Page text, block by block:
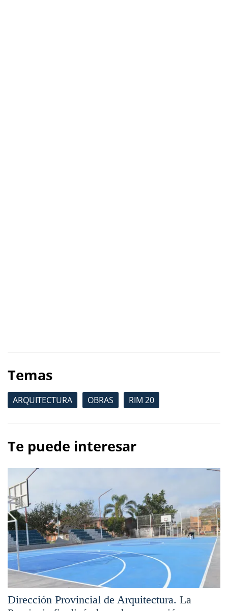
Temas
ARQUITECTURA OBRAS RIM 20
Te puede interesar
Dirección Provincial de Arquitectura. La